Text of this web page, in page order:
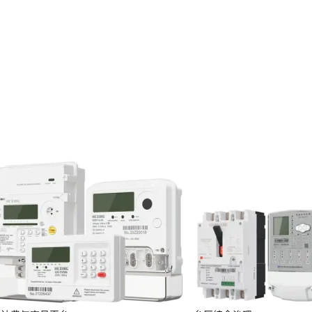
投资者关系
定期报告
临时公告
投资者保护
投资者互动